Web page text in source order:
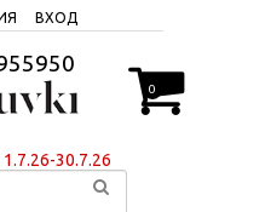
ВХОД
0
30.7.26